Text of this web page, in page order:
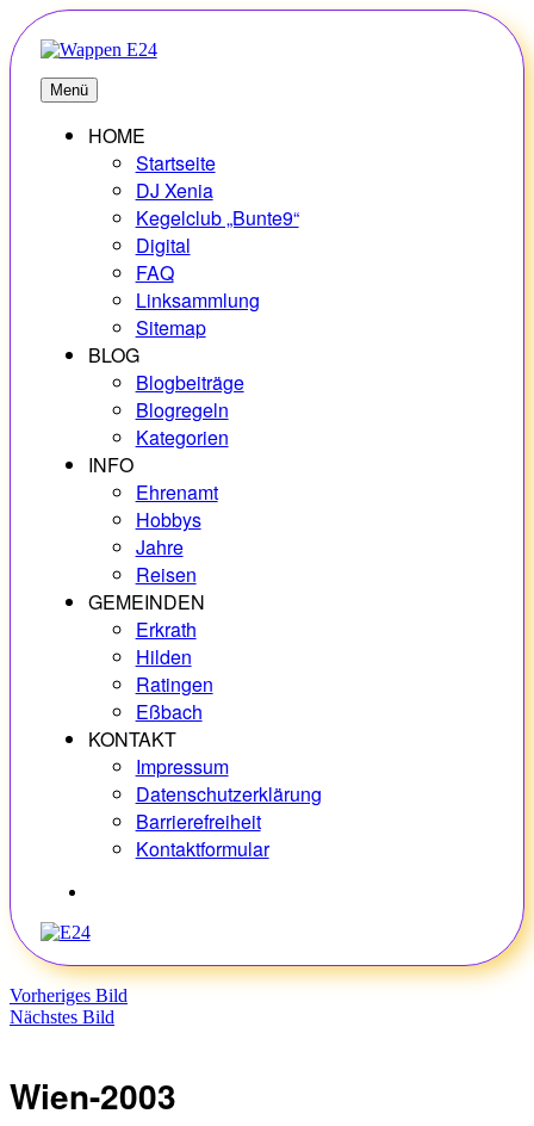
Zum
Inhalt
springen
E24
Erlebnisse – Hobbys – Vielfalt
Menü
HOME
Startseite
DJ Xenia
Kegelclub „Bunte9“
Digital
FAQ
Linksammlung
Sitemap
BLOG
Blogbeiträge
Blogregeln
Kategorien
INFO
Ehrenamt
Hobbys
Jahre
Reisen
GEMEINDEN
Erkrath
Hilden
Ratingen
Eßbach
KONTAKT
Impressum
Datenschutzerklärung
Barrierefreiheit
Kontaktformular
Vorheriges Bild
Nächstes Bild
Wien-2003